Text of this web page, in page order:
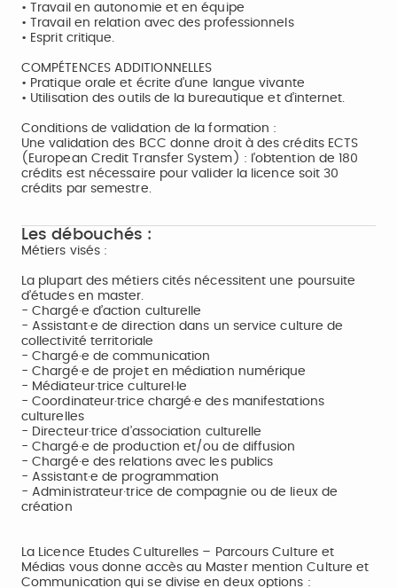
• Travail en autonomie et en équipe
• Travail en relation avec des professionnels
• Esprit critique.
COMPÉTENCES ADDITIONNELLES
• Pratique orale et écrite d’une langue vivante
• Utilisation des outils de la bureautique et d’internet.
Conditions de validation de la formation :
Une validation des BCC donne droit à des crédits ECTS
(European Credit Transfer System) : l'obtention de 180
crédits est nécessaire pour valider la licence soit 30
crédits par semestre.
Les débouchés :
Métiers visés :
La plupart des métiers cités nécessitent une poursuite
d’études en master.
- Chargé·e d’action culturelle
- Assistant·e de direction dans un service culture de
collectivité territoriale
- Chargé·e de communication
- Chargé·e de projet en médiation numérique
- Médiateur·trice culturel·le
- Coordinateur·trice chargé·e des manifestations
culturelles
- Directeur·trice d’association culturelle
- Chargé·e de production et/ou de diffusion
- Chargé·e des relations avec les publics
- Assistant·e de programmation
- Administrateur·trice de compagnie ou de lieux de
création
La Licence Etudes Culturelles – Parcours Culture et
Médias vous donne accès au Master mention Culture et
Communication qui se divise en deux options :